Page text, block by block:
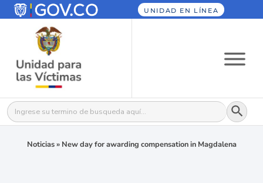
UNIDAD EN LÍNEA
Buscar: Botón
Noticias» New day for awarding compensation in Magdalena